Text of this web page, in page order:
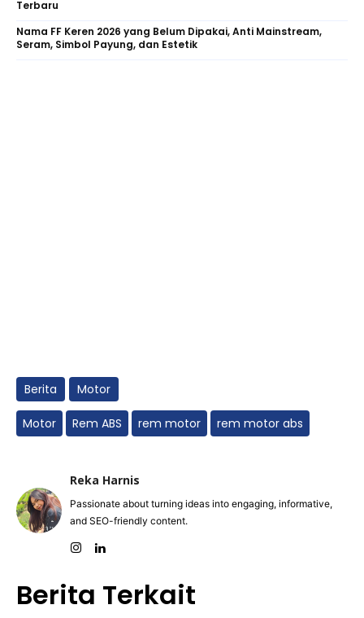
Terbaru
Nama FF Keren 2026 yang Belum Dipakai, Anti Mainstream,
Seram, Simbol Payung, dan Estetik
Berita Motor
Motor Rem ABS rem motor rem motor abs
Reka Harnis
Passionate about turning ideas into engaging, informative,
and SEO-friendly content.
Berita Terkait